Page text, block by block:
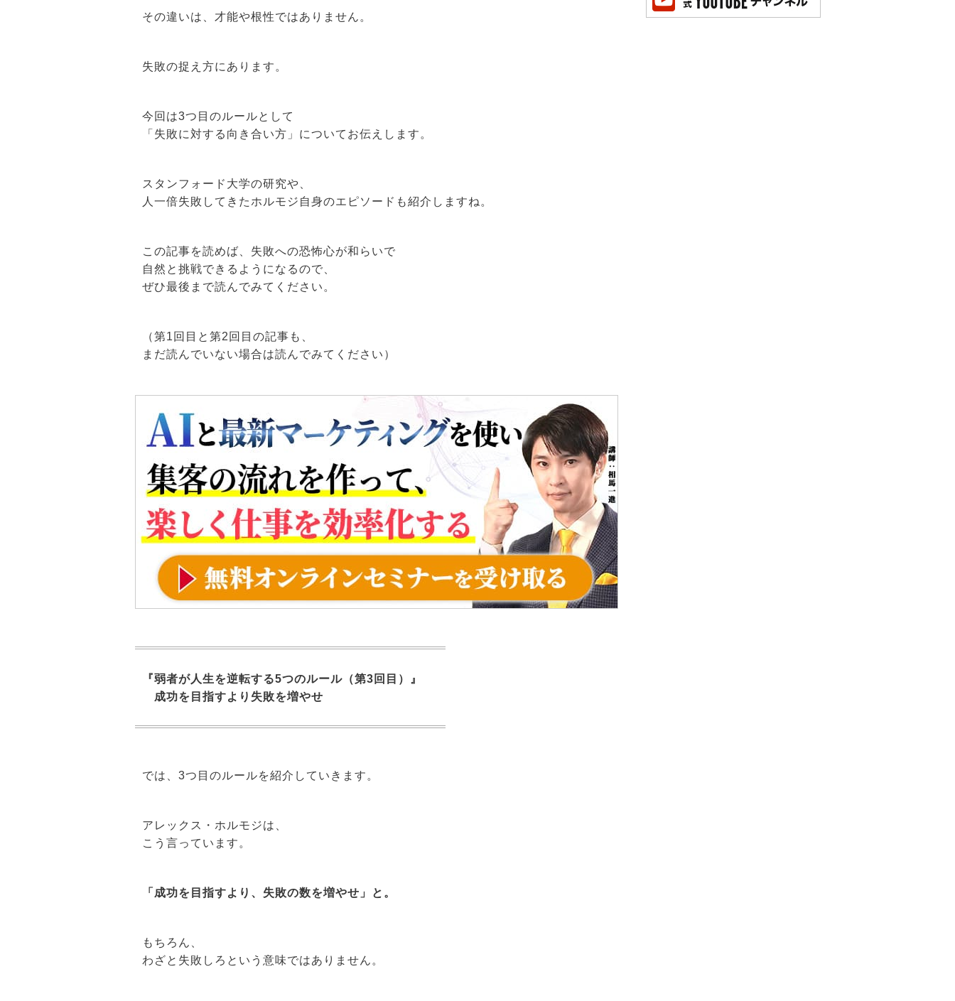
その違いは、才能や根性ではありません。
失敗の捉え方にあります。
今回は3つ目のルールとして
「失敗に対する向き合い方」についてお伝えします。
スタンフォード大学の研究や、
人一倍失敗してきたホルモジ自身のエピソードも紹介しますね。
この記事を読めば、失敗への恐怖心が和らいで
自然と挑戦できるようになるので、
ぜひ最後まで読んでみてください。
（第1回目と第2回目の記事も、
まだ読んでいない場合は読んでみてください）
『弱者が人生を逆転する5つのルール（第3回目）』
成功を目指すより失敗を増やせ
では、3つ目のルールを紹介していきます。
アレックス・ホルモジは、
こう言っています。
「成功を目指すより、失敗の数を増やせ」と。
もちろん、
わざと失敗しろという意味ではありません。